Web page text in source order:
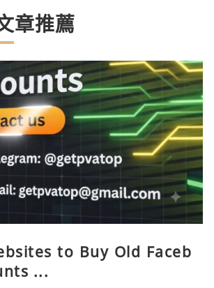
章推薦
to Buy Old Faceb
...